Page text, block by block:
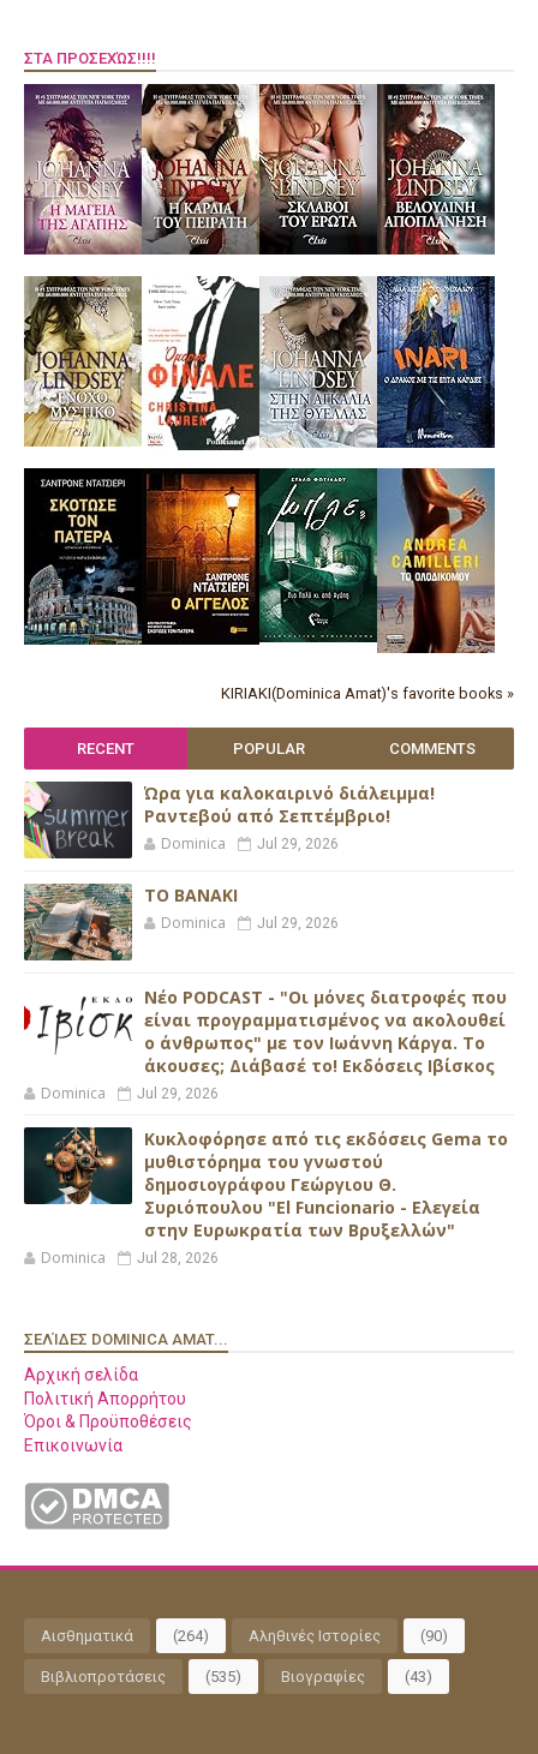
ΣΤΑ ΠΡΟΣΕΧΏΣ!!!!
KIRIAKI(Dominica Amat)'s favorite books »
RECENT POPULAR COMMENTS
Ώρα για καλοκαιρινό διάλειμμα!
Ραντεβού από Σεπτέμβριο!
Dominica Jul 29, 2026
ΤΟ ΒΑΝΑΚΙ
Dominica Jul 29, 2026
Νέο PODCAST - "Οι μόνες διατροφές που
είναι προγραμματισμένος να ακολουθεί
ο άνθρωπος" με τον Ιωάννη Κάργα. Το
άκουσες; Διάβασέ το! Εκδόσεις Ιβίσκος
Dominica Jul 29, 2026
Κυκλοφόρησε από τις εκδόσεις Gema το
μυθιστόρημα του γνωστού
δημοσιογράφου Γεώργιου Θ.
Συριόπουλου "El Funcionario - Ελεγεία
στην Ευρωκρατία των Βρυξελλών"
Dominica Jul 28, 2026
ΣΕΛΊΔΕΣ DOMINICA AMAT...
Αρχική σελίδα
Πολιτική Απορρήτου
Όροι & Προϋποθέσεις
Επικοινωνία
Αισθηματικά (264) Αληθινές Ιστορίες (90)
Βιβλιοπροτάσεις (535) Βιογραφίες (43)